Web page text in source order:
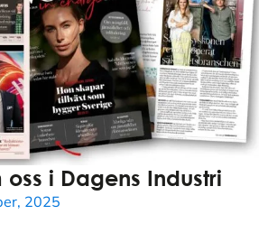
oss i Dagens Industri
2025